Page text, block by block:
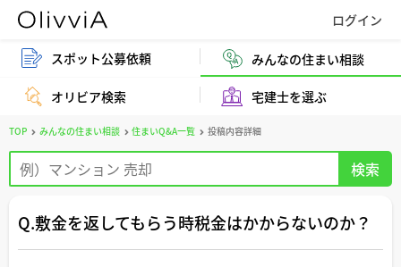
スポット公募依頼 みんなの住まい相談
オリビア検索 宅建士を選ぶ
TOP みんなの住まい相談 住まいQ&A一覧 投稿内容詳細
Q.敷金を返してもらう時税金はかからないのか？